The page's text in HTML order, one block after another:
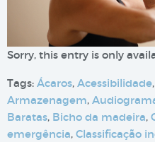
Sorry, this entry is only
Tags: Ácaros, Acessibilidade,
Armazenagem,
Baratas, Bicho da madeira,
emergência, Classificação